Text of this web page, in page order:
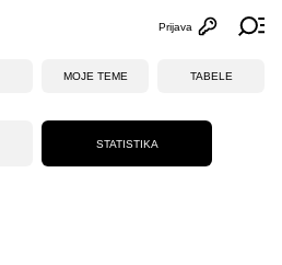
Otvori
Prijava
MOJE TEME TABELE
STATISTIKA